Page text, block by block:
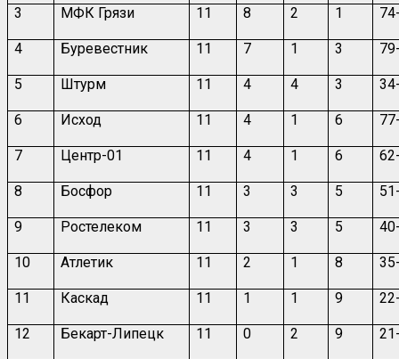
3 МФК Грязи 11 8 2 1
4 Буревестник 11 7 1 3
5 Штурм 11 4 4 3
6 Исход 11 4 1 6
7 Центр-01 11 4 1 6
8 Босфор 11 3 3 5
9 Ростелеком 11 3 3 5
10 Атлетик 11 2 1 8
11 Каскад 11 1 1 9
12 Бекарт-Липецк 11 0 2 9